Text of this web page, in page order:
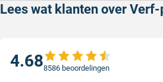
Lees wat klanten over
4.688586 beoordelingen